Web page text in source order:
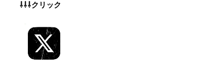
⇩⇩⇩クリック